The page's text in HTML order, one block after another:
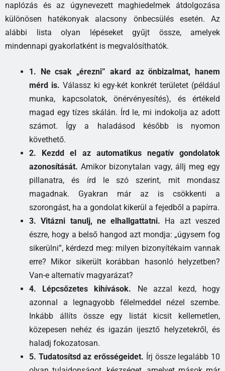
naplózás és az úgynevezett maghiedelmek átdolgozása
különösen hatékonyak alacsony önbecsülés esetén. Az
alábbi lista olyan lépéseket gyűjt össze, amelyek
mindennapi gyakorlatként is megvalósíthatók.
1. Ne csak „érezni” akard az önbizalmat, hanem
mérd is. Válassz ki egy-két konkrét területet (például
munka, kapcsolatok, önérvényesítés), és értékeld
magad egy tízes skálán. Írd le, mi indokolja az adott
számot. Így a haladásod később is nyomon
követhető.
2. Kezdd el az automatikus negatív gondolatok
azonosítását. Amikor bizonytalan vagy, állj meg egy
pillanatra, és írd le szó szerint, mit mondasz
magadnak. Gyakran már az is csökkenti a
szorongást, ha a gondolat kikerül a fejedből a papírra.
3. Vitázni tanulj, ne elhallgattatni. Ha azt veszed
észre, hogy a belső hangod azt mondja: „úgysem fog
sikerülni”, kérdezd meg: milyen bizonyítékaim vannak
erre? Mikor sikerült korábban hasonló helyzetben?
Van-e alternatív magyarázat?
4. Lépcsőzetes kihívások. Ne azzal kezd, hogy
azonnal a legnagyobb félelmeddel nézel szembe.
Inkább állíts össze egy listát kicsit kellemetlen,
közepesen nehéz és igazán ijesztő helyzetekről, és
haladj fokozatosan.
5. Tudatosítsd az erősségeidet. Írj össze legalább 10